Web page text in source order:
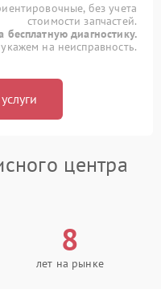
без учета
стоимости запчастей.
бесплатную диагностику.
на неисправность.
центра
8
лет на рынке